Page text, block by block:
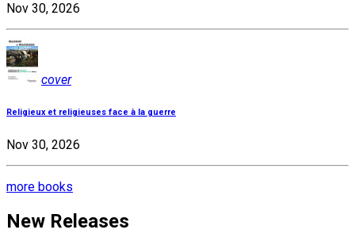
Nov 30, 2026
cover
Religieux et religieuses face à la guerre
Nov 30, 2026
more books
New Releases